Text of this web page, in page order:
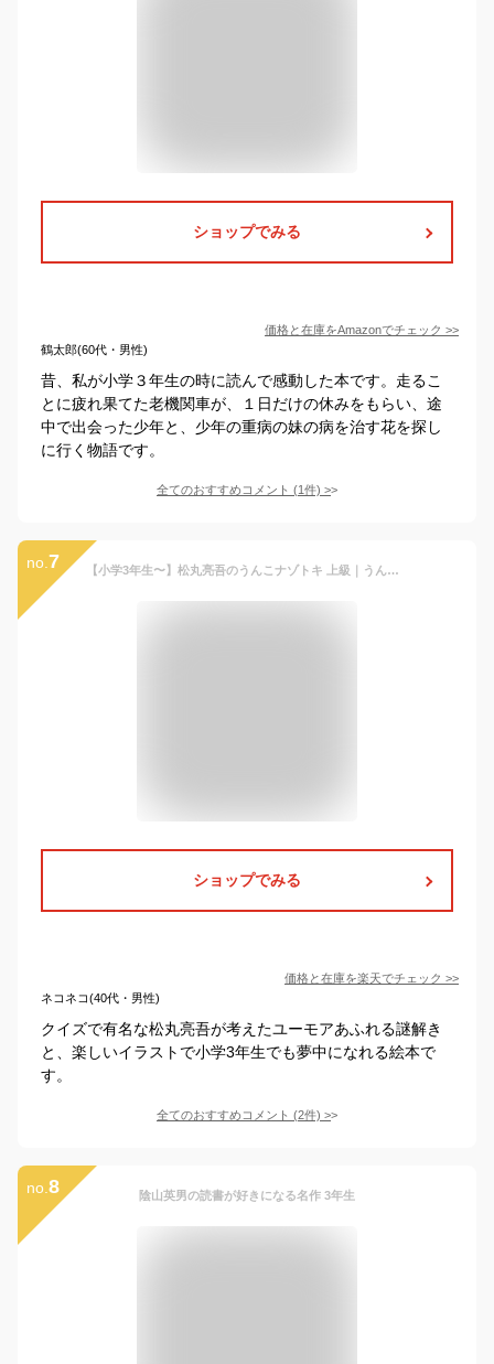
ショップでみる
価格と在庫をAmazonでチェック >>
鶴太郎(60代・男性)
昔、私が小学３年生の時に読んで感動した本です。走るこ
とに疲れ果てた老機関車が、１日だけの休みをもらい、途
中で出会った少年と、少年の重病の妹の病を治す花を探し
に行く物語です。
全てのおすすめコメント (1件) >
no. 7 【小学3年生〜】松丸亮吾のうんこナゾトキ 上級｜うんこドリル うんこ先生 松丸亮吾 謎解き 面白い 笑える なぞとき なぞなぞ クイズ 知恵 推理 思考力 頭のエクササイズ 考える力 東大 松丸式 ひらめき 児童書 本 プレゼント ギフト 小学生 小学校 高学年
ショップでみる
価格と在庫を楽天でチェック >>
ネコネコ(40代・男性)
クイズで有名な松丸亮吾が考えたユーモアあふれる謎解き
と、楽しいイラストで小学3年生でも夢中になれる絵本で
す。
全てのおすすめコメント (2件) >
no. 8 陰山英男の読書が好きになる名作 3年生